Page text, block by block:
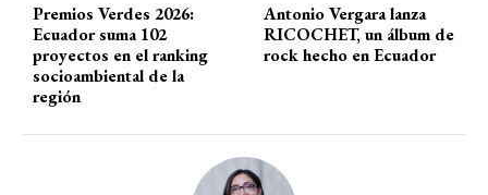
Premios Verdes 2026:
Ecuador suma 102
proyectos en el ranking
socioambiental de la
región
Antonio Vergara lanza
RICOCHET, un álbum de
rock hecho en Ecuador